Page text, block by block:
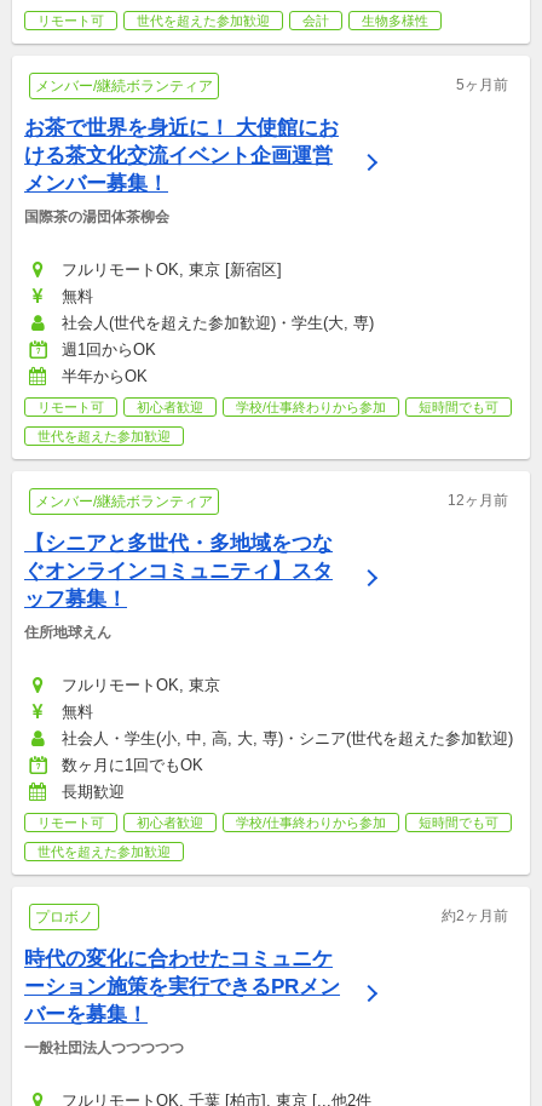
リモート可 世代を超えた参加歓迎 会計 生物多様性
メンバー/継続ボランティア 5ヶ月前
お茶で世界を身近に！ 大使館にお
ける茶文化交流イベント企画運営
メンバー募集！
国際茶の湯団体茶柳会
フルリモートOK, 東京 [新宿区]
無料
社会人(世代を超えた参加歓迎)・学生(大, 専)
週1回からOK
半年からOK
リモート可 初心者歓迎 学校/仕事終わりから参加
短時間でも可
世代を超えた参加歓迎
メンバー/継続ボランティア 12ヶ月前
【シニアと多世代・多地域をつな
ぐオンラインコミュニティ】スタ
ッフ募集！
住所地球えん
フルリモートOK, 東京
無料
社会人・学生(小, 中, 高, 大, 専)・シニア(世代を超えた参加歓迎)
数ヶ月に1回でもOK
長期歓迎
リモート可 初心者歓迎 学校/仕事終わりから参加
短時間でも可
世代を超えた参加歓迎
プロボノ 約2ヶ月前
時代の変化に合わせたコミュニケ
ーション施策を実行できるPRメン
バーを募集！
一般社団法人つつつつつ
フルリモートOK, 千葉 [柏市], 東京 [...他2件